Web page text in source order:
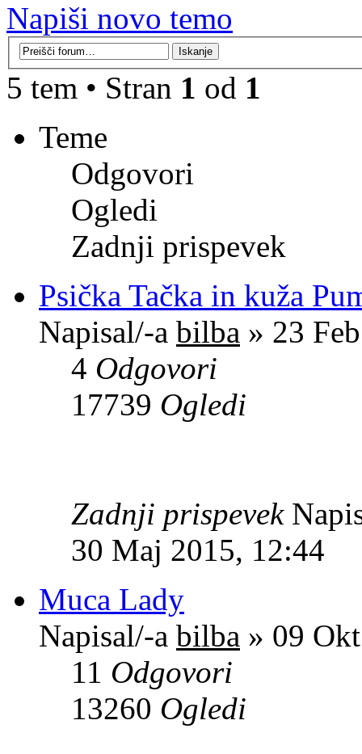
Napiši novo temo
5 tem • Stran 1 od 1
Teme
Odgovori
Ogledi
Zadnji prispevek
Psička Tačka in kuža
Napisal/-a bilba » 23
4 Odgovori
17739 Ogledi
Zadnji prispevek
30 Maj 2015, 12:44
Muca Lady
Napisal/-a bilba » 09
11 Odgovori
13260 Ogledi